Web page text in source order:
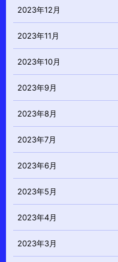
2023年12月
2023年11月
2023年10月
2023年9月
2023年8月
2023年7月
2023年6月
2023年5月
2023年4月
2023年3月